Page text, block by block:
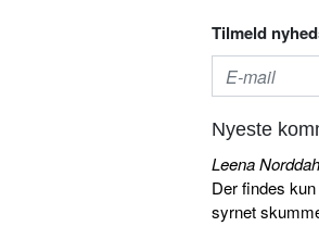
Tilmeld
Nyeste
Leena
Der findes
syrnet